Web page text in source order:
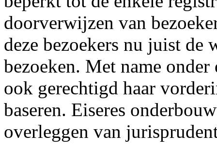
doorverwijzen van
deze bezoekers nu juist de
bezoeken. Met name onder
ook gerechtigd haar
baseren. Eiseres
overleggen van